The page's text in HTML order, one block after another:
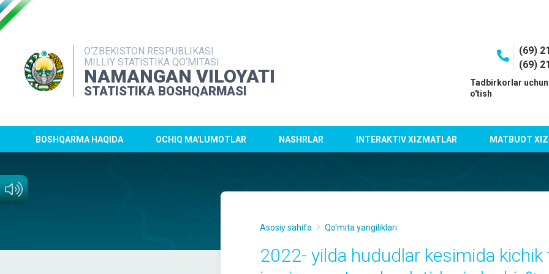
O‘ZBEKISTON RESPUBLIKASI
MILLIY STATISTIKA QO‘MITASI
NAMANGAN VILOYATI
STATISTIKA BOSHQARMASI
(69)
(69)
Tadbirkorlar
o'tish
BOSHQARMA HAQIDA OCHIQ MA'LUMOTLAR NASHRLAR INTERAKTIV XIZMATLAR MATBUOT
Asosiy sahifa Qo'mita yangiliklari
2022- yilda hududlar kesimida